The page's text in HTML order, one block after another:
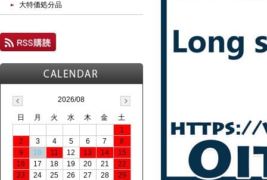
大特価処分品
2026/08
日 月 火 水 木 金
土
1
2
3 4 5 6 7
8
9
10 11 12 13 14
15
16
17 18 19 20 21
22
23
24 25 26 27 28
29